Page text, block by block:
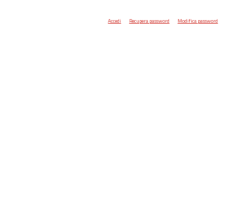
Accedi Recupera password Modifica password